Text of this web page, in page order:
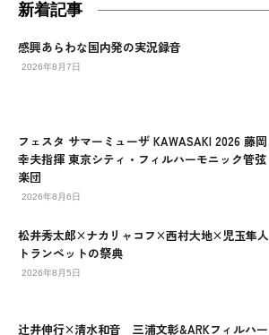
新着記事
感興あらわな国内発の実況録音
2026年8月7日
フェスタ サマーミューザ KAWASAKI 2026 藤岡
幸夫指揮 東京シティ・フィルハーモニック管弦
楽団
2026年8月6日
松井秀太郎×ナカリャコフ×西村大地×児玉隼人
トランペットの祭典
2026年8月5日
辻󠄀井伸行×清水和音 三浦文彰&ARKフィルハー